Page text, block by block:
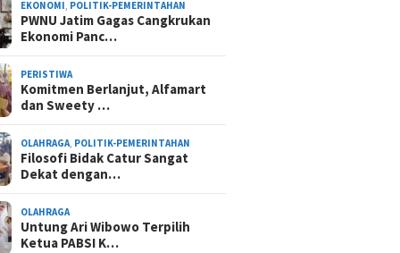
EKONOMI, POLITIK-PEMERINTAHAN
PWNU Jatim Gagas Cangkrukan
Ekonomi Panc…
PERISTIWA
Komitmen Berlanjut, Alfamart
dan Sweety …
OLAHRAGA, POLITIK-PEMERINTAHAN
Filosofi Bidak Catur Sangat
Dekat dengan…
OLAHRAGA
Untung Ari Wibowo Terpilih
Ketua PABSI K…